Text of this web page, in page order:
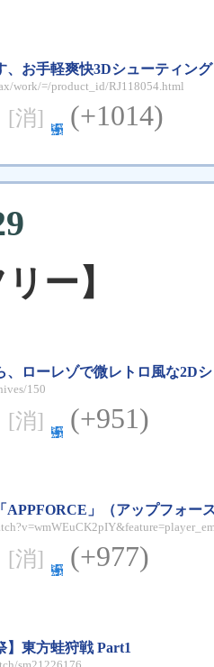
、お手軽爽快3Dシューティン
work/=/product_id/RJ118054.html
[消] (+1014)
ー】
、ローレゾで微レトロ風な2D
150
[消]
(+951)
APPFORCE」（アップフォー
[消]
(+977)
】東方蛙狩戦 Part1